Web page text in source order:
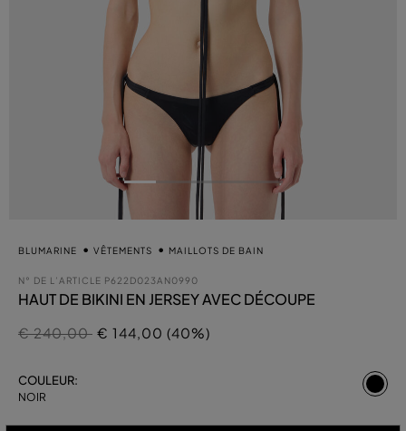
BLUMARINE VÊTEMENTS MAILLOTS DE BAIN
N° DE L’ARTICLE P622D023AN0990
HAUT DE BIKINI EN JERSEY AVEC DÉCOUPE
Prix réduit de
€ 240,00à€ 144,00 (40%)
COULEUR:
NOIR